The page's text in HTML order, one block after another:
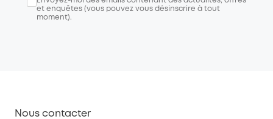
et enquêtes (vous pouvez vous désinscrire à tout
moment).
Nous contacter